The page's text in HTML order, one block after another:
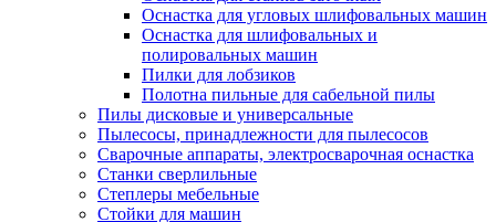
Оснастка для угловых шлифовальных машин
Оснастка для шлифовальных и
полировальных машин
Пилки для лобзиков
Полотна пильные для сабельной пилы
Пилы дисковые и универсальные
Пылесосы, принадлежности для пылесосов
Сварочные аппараты, электросварочная оснастка
Станки сверлильные
Степлеры мебельные
Стойки для машин